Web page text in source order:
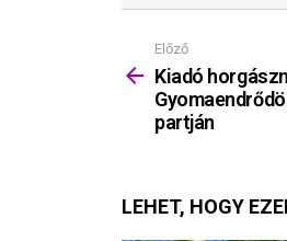
Mutass
többet
Előző
Kiadó
partján
LEHET, HOGY